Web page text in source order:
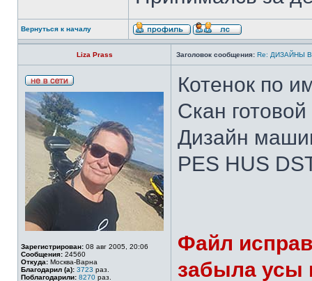
Вернуться к началу
Liza Prass Заголовок сообщения: Re: ДИЗАЙНЫ
Зарегистрирован: 08 авг 2005, 20:06
Сообщения: 24560
Откуда: Москва-Варна
Благодарил (а): 3723 раз.
Поблагодарили: 8270 раз.
Котенок по
Скан
Дизайн
PES HUS
Файл
забыла усы